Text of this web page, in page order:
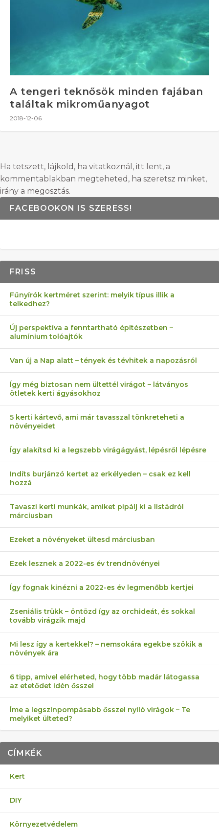
A tengeri teknősök minden fajában
találtak mikroműanyagot
2018-12-06
Ha tetszett, lájkold, ha vitatkoznál, itt lent, a
kommentablakban megteheted, ha szeretsz minket,
irány a megosztás.
FACEBOOKON IS SZERESS!
FRISS
Fűnyírók kertméret szerint: melyik típus illik a
telkedhez?
Új perspektíva a fenntartható építészetben –
alumínium tolóajtók
Van új a Nap alatt – tények és tévhitek a napozásról
Így még biztosan nem ültettél virágot – látványos
ötletek kerti ágyásokhoz
5 kerti kártevő, ami már tavasszal tönkreteheti a
növényeidet
Így alakítsd ki a legszebb virágágyást, lépésről lépésre
Indíts burjánzó kertet az erkélyeden – csak ez kell
hozzá
Tavaszi kerti munkák, amiket pipálj ki a listádról
márciusban
Ezeket a növényeket ültesd márciusban
Ezek lesznek a 2022-es év trendnövényei
Így fognak kinézni a 2022-es év legmenőbb kertjei
Zseniális trükk – öntözd így az orchideát, és sokkal
tovább virágzik majd
Mi lesz így a kertekkel? – nemsokára egekbe szökik a
növények ára
6 tipp, amivel elérheted, hogy több madár látogassa
az etetődet idén ősszel
Íme a legszínpompásabb ősszel nyíló virágok – Te
melyiket ülteted?
CÍMKÉK
Kert
DIY
Környezetvédelem